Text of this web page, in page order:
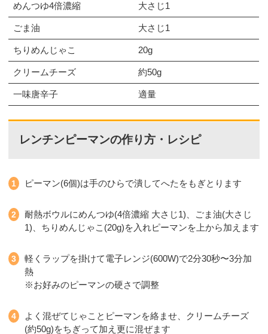
めんつゆ4倍濃縮 大さじ1
ごま油 大さじ1
ちりめんじゃこ 20g
クリームチーズ 約50g
一味唐辛子 適量
レンチンピーマンの作り方・レシピ
ピーマン(6個)は手のひらで潰してへたをもぎとります
耐熱ボウルにめんつゆ(4倍濃縮 大さじ1)、ごま油(大さじ
1)、ちりめんじゃこ(20g)を入れピーマンを上から加えます
軽くラップを掛けて電子レンジ(600W)で2分30秒〜3分加
熱
※お好みのピーマンの硬さで調整
よく混ぜてじゃことピーマンを絡ませ、クリームチーズ
(約50g)をちぎって加え更に混ぜます